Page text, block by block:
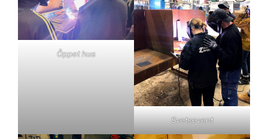
Öppet hus
Svetsevent